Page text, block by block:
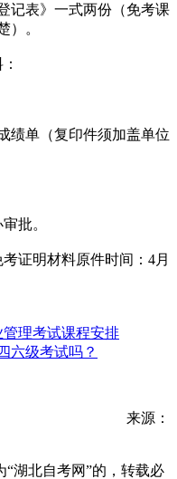
记表》一式两份（免考课
）。
绩单（复印件须加盖单位
批。
证明材料原件时间：4月
管理考试课程安排
六级考试吗？
来源：
湖北自考网”的，转载必